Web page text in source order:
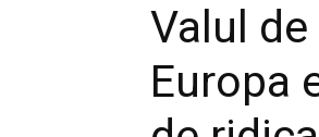
Valul
Europa